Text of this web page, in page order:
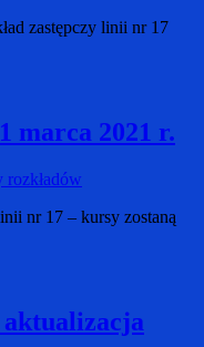
zastępczy linii nr 17
marca 2021 r.
rozkładów
nr 17 – kursy zostaną